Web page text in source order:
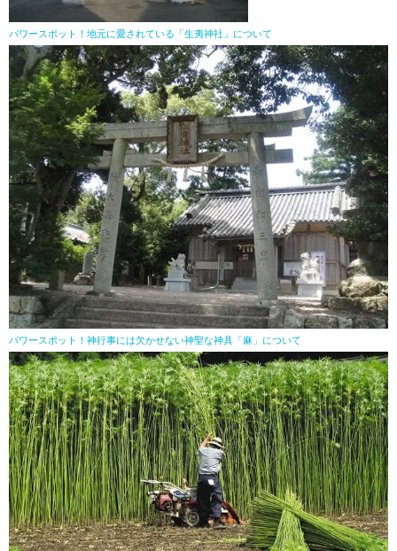
パワースポット！地元に愛されている「生夷神社」について
パワースポット！神行事には欠かせない神聖な神具「麻」について